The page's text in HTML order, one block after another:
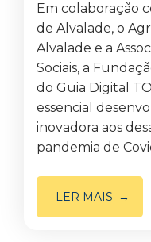
Em colaboração
de Alvalade, o
Alvalade e a
Sociais, a
do Guia Digital
essencial
inovadora aos
pandemia de
LER MAIS